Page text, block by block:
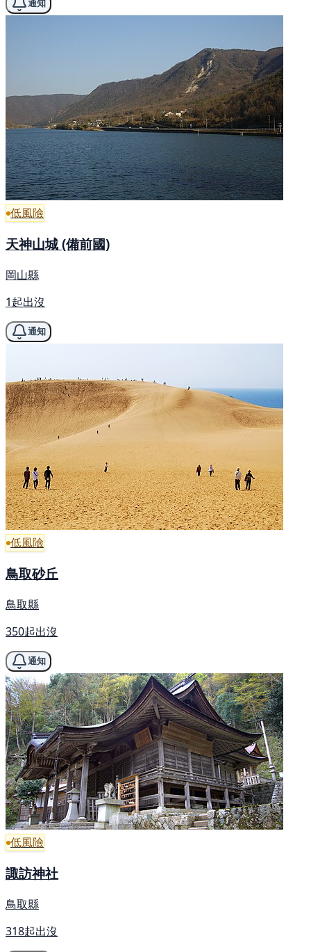
通知
低風險
天神山城 (備前國)
岡山縣
1起出沒
通知
低風險
鳥取砂丘
鳥取縣
350起出沒
通知
低風險
諏訪神社
鳥取縣
318起出沒